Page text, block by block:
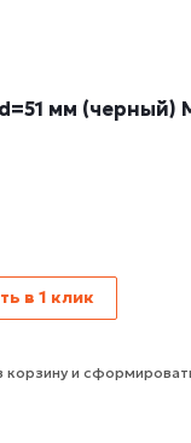
мм (черный)
в 1 клик
и